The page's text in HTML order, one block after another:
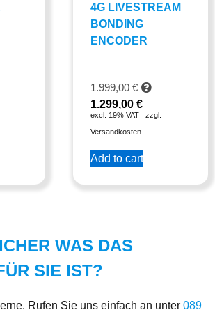
4G LIVESTREAM
BONDING
ENCODER
1.999,00€
1.299,00 €
excl. 19% VAT
zzgl.
Versandkosten
Add to cart
WAS DAS
SIE IST?
Rufen Sie uns einfach an unter 089